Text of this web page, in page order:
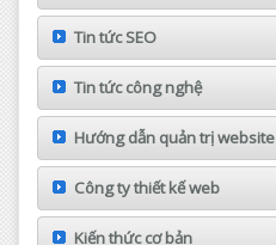
Tin tức SEO
Tin tức công nghệ
Hướng dẫn quản trị website
Công ty thiết kế web
Kiến thức cơ bản